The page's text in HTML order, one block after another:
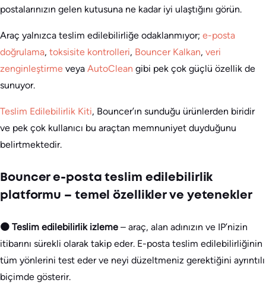
postalarınızın gelen kutusuna ne kadar iyi ulaştığını görün.
Araç yalnızca teslim edilebilirliğe odaklanmıyor; e-posta
doğrulama, toksisite kontrolleri, Bouncer Kalkan, veri
zenginleştirme veya AutoClean gibi pek çok güçlü özellik de
sunuyor.
Teslim Edilebilirlik Kiti, Bouncer’ın sunduğu ürünlerden biridir
ve pek çok kullanıcı bu araçtan memnuniyet duyduğunu
belirtmektedir.
Bouncer e-posta teslim edilebilirlik
platformu – temel özellikler ve yetenekler
🟠 Teslim edilebilirlik izleme – araç, alan adınızın ve IP’nizin
itibarını sürekli olarak takip eder. E-posta teslim edilebilirliğinin
tüm yönlerini test eder ve neyi düzeltmeniz gerektiğini ayrıntılı
biçimde gösterir.